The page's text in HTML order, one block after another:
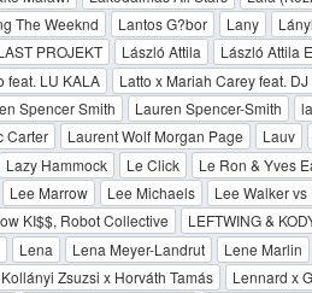
The Weeknd
Lantos G?bor Lany
PROJEKT László Attila László Attila
feat. LU KALA Latto x Mariah Carey feat.
Spencer Smith Lauren Spencer-Smith
Carter
Laurent Wolf Morgan Page Lauv
Lazy Hammock Le Click Le Ron & Yves
Lee Marrow Lee Michaels Lee Walker
KI$$, Robot Collective
LEFTWING &
Lena Lena Meyer-Landrut Lene Marlin
Zsuzsi x Horváth Tamás
Lennard x